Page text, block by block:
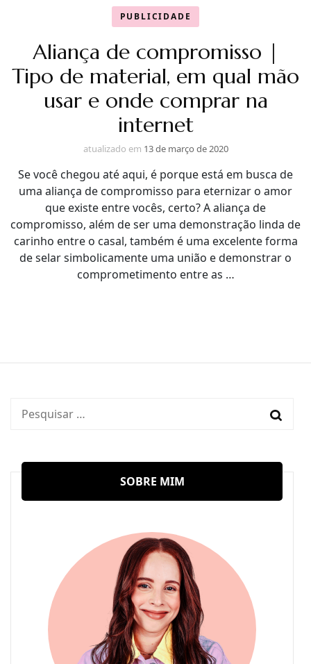
PUBLICIDADE
Aliança de compromisso |
Tipo de material, em qual mão
usar e onde comprar na
internet
atualizado em 13 de março de 2020
Se você chegou até aqui, é porque está em busca de
uma aliança de compromisso para eternizar o amor
que existe entre vocês, certo? A aliança de
compromisso, além de ser uma demonstração linda de
carinho entre o casal, também é uma excelente forma
de selar simbolicamente uma união e demonstrar o
comprometimento entre as …
Pesquisar
SOBRE MIM